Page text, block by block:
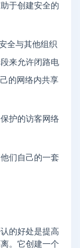
于创建安全的
全与其他组织
来允许闭路电
的网络内共享
护的访客网络
们自己的一套
的好处是提高
。它创建一个